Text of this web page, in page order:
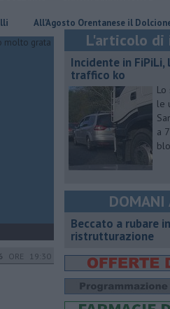
All'Agosto Orentanese il Dolcione che
ORE 19:30
L'articolo
Incidente in FiPiLi,
traffico ko
Lo
le
a
DOMANI
Beccato a rubare
ristrutturazione